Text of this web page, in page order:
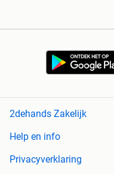
2dehands Zakelijk
Help en info
Privacyverklaring